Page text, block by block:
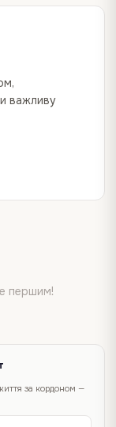
важливу
першим!
за кордоном —